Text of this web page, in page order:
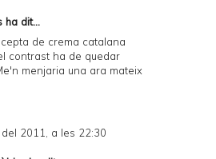
ha dit...
de crema catalana
contrast ha de quedar
menjaria una ara mateix
2011, a les 22:30